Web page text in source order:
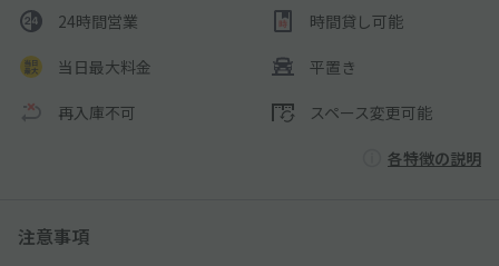
24時間営業 時間貸し可能
当日最大料金 平置き
再入庫不可 スペース変更可能
各特徴の説明
注意事項